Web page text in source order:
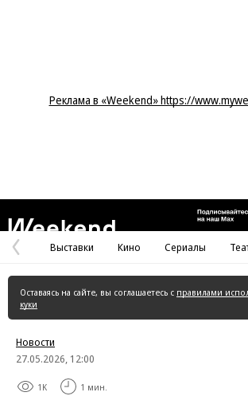
Реклама в «Weekend» https://
Предыдущая
страница
Выставки Кино Сериалы
Оставаясь на сайте, вы соглашаетесь с правилами
куки
Новости
27.05.2026, 12:00
1K 1 мин.